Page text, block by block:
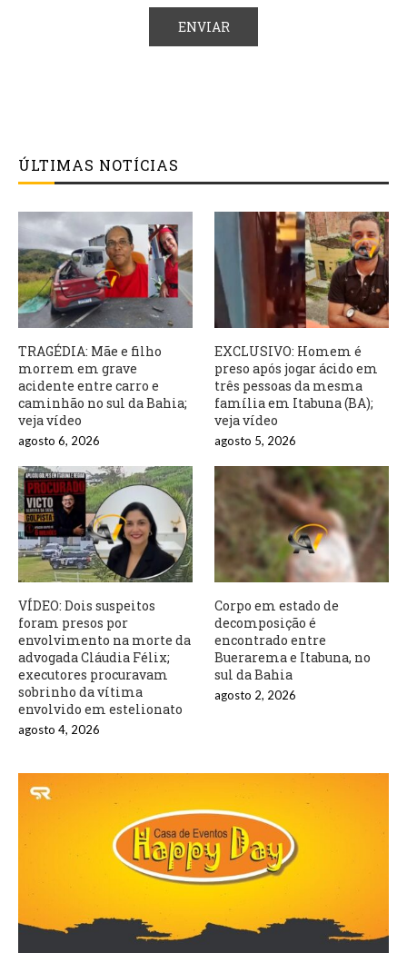
ÚLTIMAS NOTÍCIAS
TRAGÉDIA: Mãe e filho
morrem em grave
acidente entre carro e
caminhão no sul da Bahia;
veja vídeo
agosto 6, 2026
EXCLUSIVO: Homem é
preso após jogar ácido em
três pessoas da mesma
família em Itabuna (BA);
veja vídeo
agosto 5, 2026
VÍDEO: Dois suspeitos
foram presos por
envolvimento na morte da
advogada Cláudia Félix;
executores procuravam
sobrinho da vítima
envolvido em estelionato
agosto 4, 2026
Corpo em estado de
decomposição é
encontrado entre
Buerarema e Itabuna, no
sul da Bahia
agosto 2, 2026